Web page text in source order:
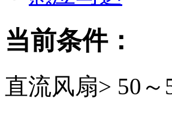
当前条件：
直流风扇> 50～